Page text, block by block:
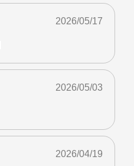
2026/05/17
2026/05/03
2026/04/19